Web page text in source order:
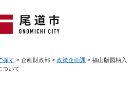
探す > 企画財政部 > 政策企画課 > 福山版図柄入
ついて